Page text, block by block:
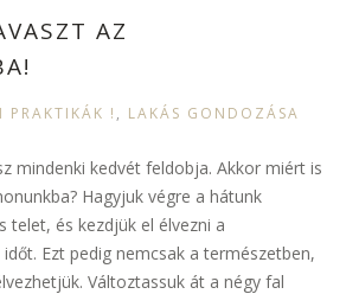
AZ
PRAKTIKÁK ! , LAKÁS GONDOZÁSA
mindenki kedvét feldobja. Akkor miért is
Hagyjuk végre a hátunk
telet, és kezdjük el élvezni a
Ezt pedig nemcsak a természetben,
Változtassuk át a négy fal